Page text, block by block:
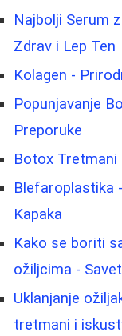
Najbolji Serum
Zdrav i Lep Ten
Kolagen -
Popunjavanje
Preporuke
Botox Tretmani
Blefaroplastika
Kapaka
Kako se boriti
ožiljcima -
Uklanjanje
tretmani i